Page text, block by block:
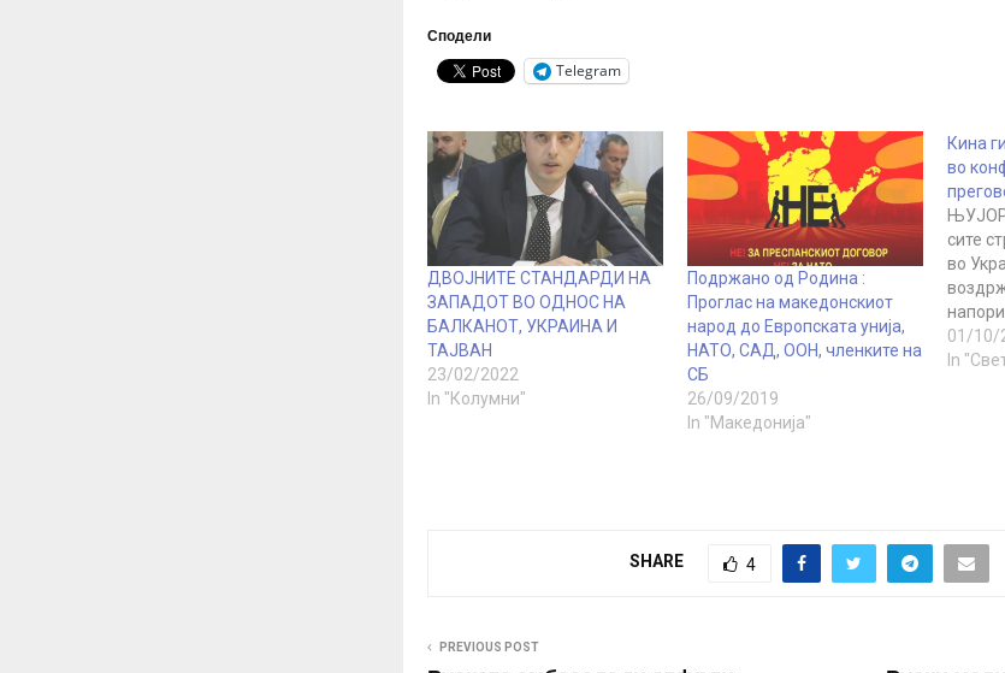
Сподели
Telegram
ДВОЈНИТЕ СТАНДАРДИ НА
ЗАПАДОТ ВО ОДНОС НА
БАЛКАНОТ, УКРАИНА И
ТАЈВАН
23/02/2022
In "Колумни"
Подржано од Родина :
Проглас на македонскиот
народ до Европската унија,
НАТО, САД, ООН, членките на
СБ
26/09/2019
In "Македонија"
Кина
во
сите
во
прекин
01/10/
In
SHARE 4
PREVIOUS POST